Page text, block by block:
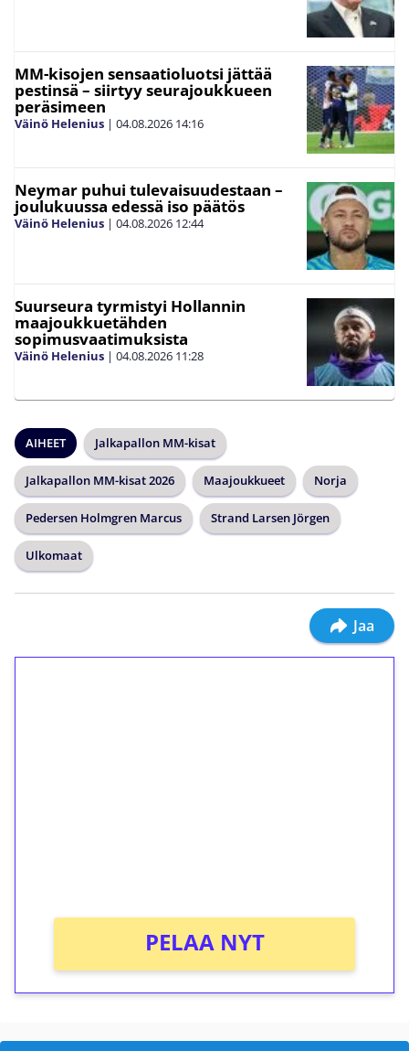
MM-kisojen sensaatioluotsi jättää
pestinsä – siirtyy seurajoukkueen
peräsimeen
Väinö Helenius | 04.08.2026 14:16
Neymar puhui tulevaisuudestaan –
joulukuussa edessä iso päätös
Väinö Helenius | 04.08.2026 12:44
Suurseura tyrmistyi Hollannin
maajoukkuetähden
sopimusvaatimuksista
Väinö Helenius | 04.08.2026 11:28
AIHEET Jalkapallon MM-kisat
Jalkapallon MM-kisat 2026 Maajoukkueet Norja
Pedersen Holmgren Marcus Strand Larsen Jörgen
Ulkomaat
Jaa
PELAA NYT